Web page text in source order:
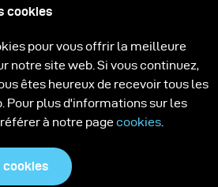
Technologies
Carrière
cookies
pour vous offrir la meilleure
notre site web. Si vous continuez,
êtes heureux de recevoir tous les
Pour plus d'informations sur les
à notre page cookies
cookies